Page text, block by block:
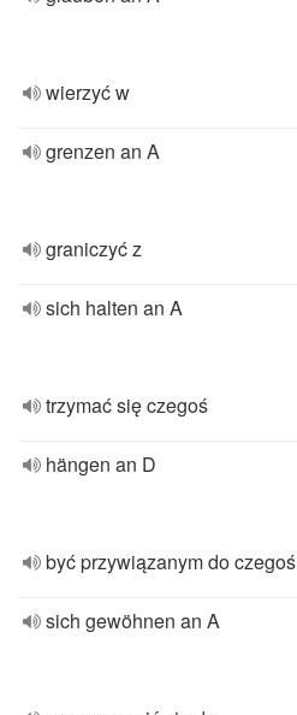
wierzyć w
grenzen an A
graniczyć z
sich halten an A
trzymać się czegoś
hängen an D
być przywiązanym do czegoś
sich gewöhnen an A